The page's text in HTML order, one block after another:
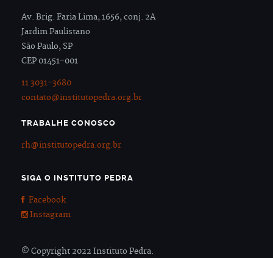
Av. Brig. Faria Lima, 1656, conj. 2A
Jardim Paulistano
São Paulo, SP
CEP 01451-001
11 3031-3680
contato@institutopedra.org.br
TRABALHE CONOSCO
rh@institutopedra.org.br
SIGA O INSTITUTO PEDRA
Facebook
Instagram
© Copyright 2022 Instituto Pedra.